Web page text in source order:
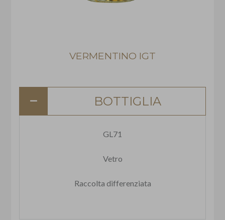
VERMENTINO IGT
BOTTIGLIA
GL71
Vetro
Raccolta differenziata